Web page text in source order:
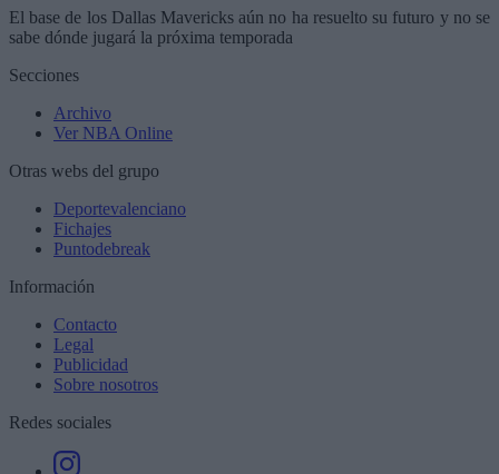
El base de los Dallas Mavericks aún no ha resuelto su futuro y no se
sabe dónde jugará la próxima temporada
Secciones
Archivo
Ver NBA Online
Otras webs del grupo
Deportevalenciano
Fichajes
Puntodebreak
Información
Contacto
Legal
Publicidad
Sobre nosotros
Redes sociales